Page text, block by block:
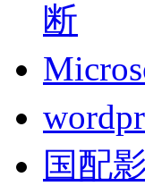
断
国配